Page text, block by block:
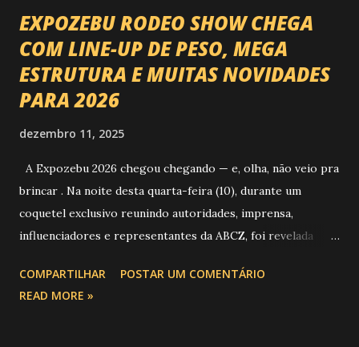
EXPOZEBU RODEO SHOW CHEGA
COM LINE-UP DE PESO, MEGA
ESTRUTURA E MUITAS NOVIDADES
PARA 2026
dezembro 11, 2025
A Expozebu 2026 chegou chegando — e, olha, não veio pra
brincar . Na noite desta quarta-feira (10), durante um
coquetel exclusivo reunindo autoridades, imprensa,
influenciadores e representantes da ABCZ, foi revelada
festa : a chegada do Campeonato de Montarias em Touros
do Circuito Rancho Primavera (CRP) , a maior companhia de
COMPARTILHAR
POSTAR UM COMENTÁRIO
READ MORE »